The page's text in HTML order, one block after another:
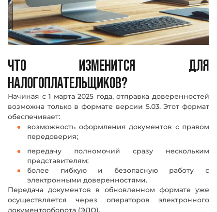
ЧТО ИЗМЕНИТСЯ ДЛЯ
НАЛОГОПЛАТЕЛЬЩИКОВ?
Начиная с 1 марта 2025 года, отправка доверенностей
возможна только в формате версии 5.03. Этот формат
обеспечивает:
возможность оформления документов с правом
передоверия;
передачу полномочий сразу нескольким
представителям;
более гибкую и безопасную работу с
электронными доверенностями.
Передача документов в обновленном формате уже
осуществляется через операторов электронного
документооборота (ЭДО).